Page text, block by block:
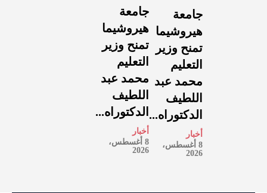
جامعة
هيروشيما
تمنح وزير
التعليم
محمد عبد
اللطيف
الدكتوراه...
أخبار
8 أغسطس،
2026
جامعة
هيروشيما
تمنح وزير
التعليم
محمد عبد
اللطيف
الدكتوراه...
أخبار
8 أغسطس،
2026